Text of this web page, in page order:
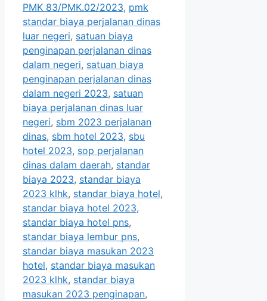
PMK 83/PMK.02/2023, pmk
standar biaya perjalanan dinas
luar negeri, satuan biaya
penginapan perjalanan dinas
dalam negeri, satuan biaya
penginapan perjalanan dinas
dalam negeri 2023, satuan
biaya perjalanan dinas luar
negeri, sbm 2023 perjalanan
dinas, sbm hotel 2023, sbu
hotel 2023, sop perjalanan
dinas dalam daerah, standar
biaya 2023, standar biaya
2023 klhk, standar biaya hotel,
standar biaya hotel 2023,
standar biaya hotel pns,
standar biaya lembur pns,
standar biaya masukan 2023
hotel, standar biaya masukan
2023 klhk, standar biaya
masukan 2023 penginapan,